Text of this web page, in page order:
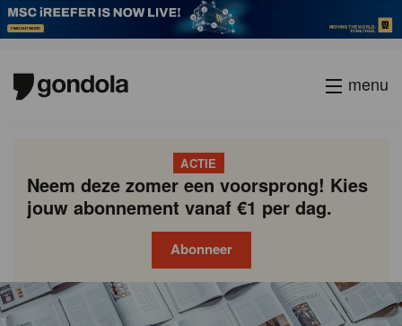
menu
ACTIE
Neem deze zomer een voorsprong! Kies
jouw abonnement vanaf €1 per dag.
Abonneer
Gondola
academy
Gondola
society